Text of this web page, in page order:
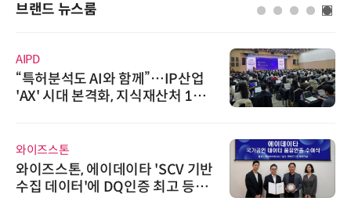
브랜드 뉴스룸
AIPD
“특허분석도 AI와 함께”…IP산업
'AX' 시대 본격화, 지식재산처 1호
와이즈스톤
와이즈스톤, 에이데이타 'SCV 기반
수집 데이터'에 DQ인증 최고 등급